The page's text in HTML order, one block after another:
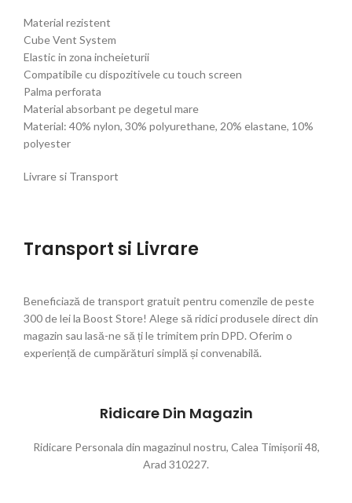
Material rezistent
Cube Vent System
Elastic in zona incheieturii
Compatibile cu dispozitivele cu touch screen
Palma perforata
Material absorbant pe degetul mare
Material: 40% nylon, 30% polyurethane, 20% elastane, 10%
polyester
Livrare si Transport
Transport si Livrare
Beneficiază de transport gratuit pentru comenzile de peste
300 de lei la Boost Store! Alege să ridici produsele direct din
magazin sau lasă-ne să ți le trimitem prin DPD. Oferim o
experiență de cumpărături simplă și convenabilă.
Ridicare Din Magazin
Ridicare Personala din magazinul nostru, Calea Timișorii 48,
Arad 310227.